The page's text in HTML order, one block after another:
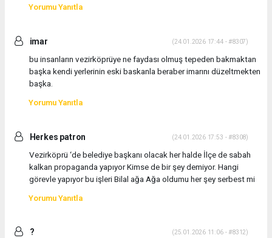
Yorumu Yanıtla
imar (24.01.2026 17:44 - #8307)
bu insanların vezirköprüye ne faydası olmuş tepeden bakmaktan
başka kendi yerlerinin eski baskanla beraber imarını düzeltmekten
başka.
Yorumu Yanıtla
Herkes patron (24.01.2026 17:53 - #8308)
Vezirköprü ‘de belediye başkanı olacak her halde İlçe de sabah
kalkan propaganda yapıyor Kimse de bir şey demiyor. Hangi
görevle yapıyor bu işleri Bilal ağa Ağa oldumu her şey serbest mi
Yorumu Yanıtla
? (25.01.2026 11:06 - #8312)